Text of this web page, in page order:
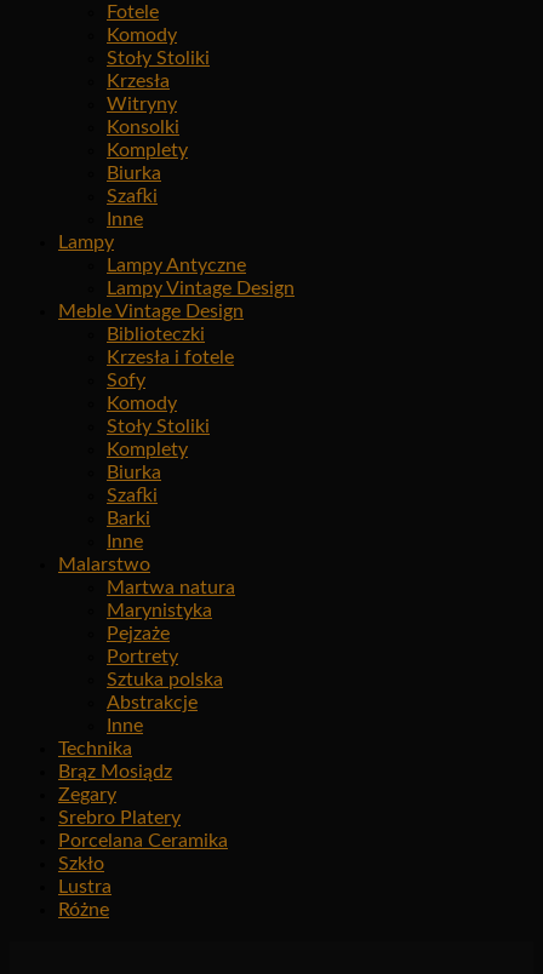
Fotele
Komody
Stoły Stoliki
Krzesła
Witryny
Konsolki
Komplety
Biurka
Szafki
Inne
Lampy
Lampy Antyczne
Lampy Vintage Design
Meble Vintage Design
Biblioteczki
Krzesła i fotele
Sofy
Komody
Stoły Stoliki
Komplety
Biurka
Szafki
Barki
Inne
Malarstwo
Martwa natura
Marynistyka
Pejzaże
Portrety
Sztuka polska
Abstrakcje
Inne
Technika
Brąz Mosiądz
Zegary
Srebro Platery
Porcelana Ceramika
Szkło
Lustra
Różne